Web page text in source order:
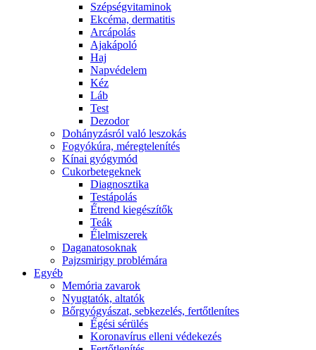
Szépségvitaminok
Ekcéma, dermatitis
Arcápolás
Ajakápoló
Haj
Napvédelem
Kéz
Láb
Test
Dezodor
Dohányzásról való leszokás
Fogyókúra, méregtelenítés
Kínai gyógymód
Cukorbetegeknek
Diagnosztika
Testápolás
É́trend kiegészítők
Teák
É́lelmiszerek
Daganatosoknak
Pajzsmirigy problémára
Egyéb
Memória zavarok
Nyugtatók, altatók
Bőrgyógyászat, sebkezelés, fertőtlenítes
É́gési sérülés
Koronavírus elleni védekezés